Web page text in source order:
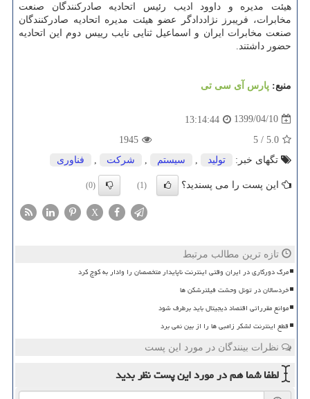
هیئت مدیره و داوود ادیب رئیس اتحادیه صادرکنندگان صنعت
مخابرات، فریبرز نژاددادگر عضو هیئت مدیره اتحادیه صادرکنندگان
صنعت مخابرات ایران و اسماعیل ثنایی نایب رییس دوم این اتحادیه
حضور داشتند.
منبع: پارس آی سی تی
1399/04/10
13:14:44
5.0
/
5
1945
تگهای خبر:
تولید سیستم شركت فناوری
این پست را می پسندید؟ (1)
(0)
X
تازه ترین مطالب مرتبط
مرگ دورکاری در ایران وقتی اینترنت ناپایدار متخصصان را وادار به کوچ کرد
خردسالان در تونل وحشت فیلترشکن ها
موانع مقرراتی اقتصاد دیجیتال باید برطرف شود
قطع اینترنت لشکر زامبی ها را از بین نمی برد
نظرات بینندگان در مورد این پست
لطفا شما همدر مورد این پستنظر بدید